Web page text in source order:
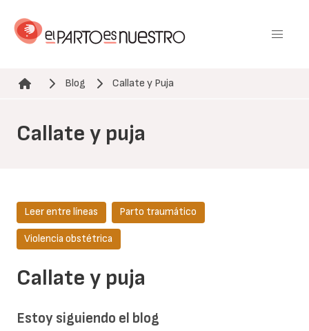
contenido
Ruta de navegación
Blog Callate y Puja
Callate y puja
Callate y puja
Leer entre líneas Parto traumático
Violencia obstétrica
Estoy siguiendo el blog